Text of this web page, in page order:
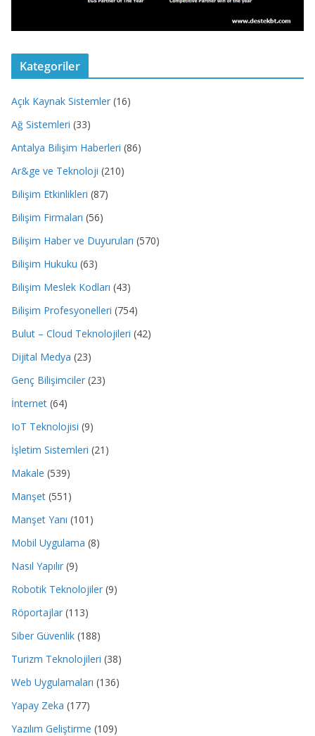
Kategoriler
Açık Kaynak Sistemler (16)
Ağ Sistemleri (33)
Antalya Bilişim Haberleri (86)
Ar&ge ve Teknoloji (210)
Bilişim Etkinlikleri (87)
Bilişim Firmaları (56)
Bilişim Haber ve Duyuruları (570)
Bilişim Hukuku (63)
Bilişim Meslek Kodları (43)
Bilişim Profesyonelleri (754)
Bulut – Cloud Teknolojileri (42)
Dijital Medya (23)
Genç Bilişimciler (23)
İnternet (64)
IoT Teknolojisi (9)
İşletim Sistemleri (21)
Makale (539)
Manşet (551)
Manşet Yanı (101)
Mobil Uygulama (8)
Nasıl Yapılır (9)
Robotik Teknolojiler (9)
Röportajlar (113)
Siber Güvenlik (188)
Turizm Teknolojileri (38)
Web Uygulamaları (136)
Yapay Zeka (177)
Yazılım Geliştirme (109)